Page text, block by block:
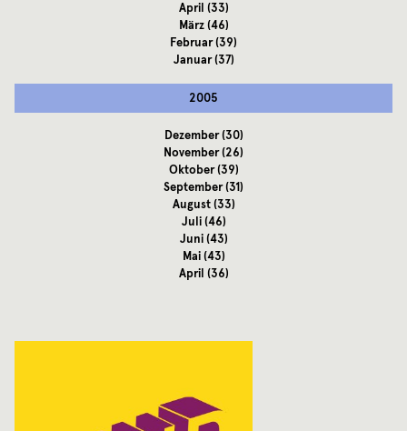
April (33)
März(46)
Februar(39)
Januar(37)
2005
Dezember(30)
November(26)
Oktober(39)
September(31)
August(33)
Juli(46)
Juni(43)
Mai(43)
April (36)